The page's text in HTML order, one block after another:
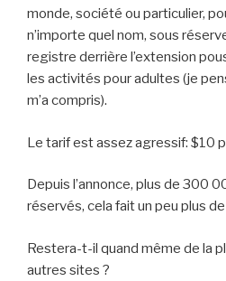
monde, société ou particulier,
n’importe quel nom, sous
registre derrière l’extension
les activités pour adultes (je
m’a compris).
Le tarif est assez agressif: $10
Depuis l’annonce, plus de 300
réservés, cela fait un peu plus
Restera-t-il quand même de la
autres sites ?